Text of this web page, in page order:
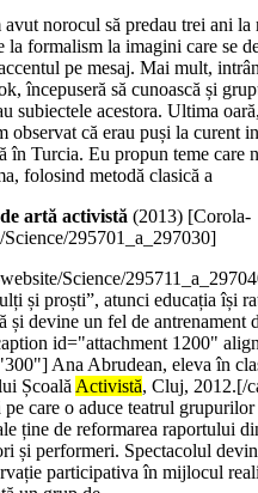
avut norocul să predau trei ani la
la formalism la imagini care se
pe mesaj. Mai mult,
începuseră să cunoască și
subiectele acestora. Ultima
observat că erau puși la curent
în Turcia. Eu propun teme care
folosind metodă clasică a
artă activistă (2013) [Corola-
295701_a_297030]
Science/
și proști”, atunci educația își
și devine un fel de antrenament
id="attachment 1200"
Ana Abrudean, eleva în
ȘcoalăActivistă, Cluj, 2012.[/
pe care o aduce teatrul
ține de reformarea raportului
și performeri. Spectacolul
participativa în mijlocul